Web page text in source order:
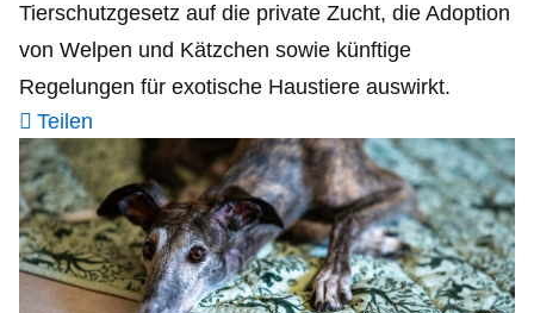
Tierschutzgesetz auf die private Zucht, die Adoption
von Welpen und Kätzchen sowie künftige
Regelungen für exotische Haustiere auswirkt.
Teilen